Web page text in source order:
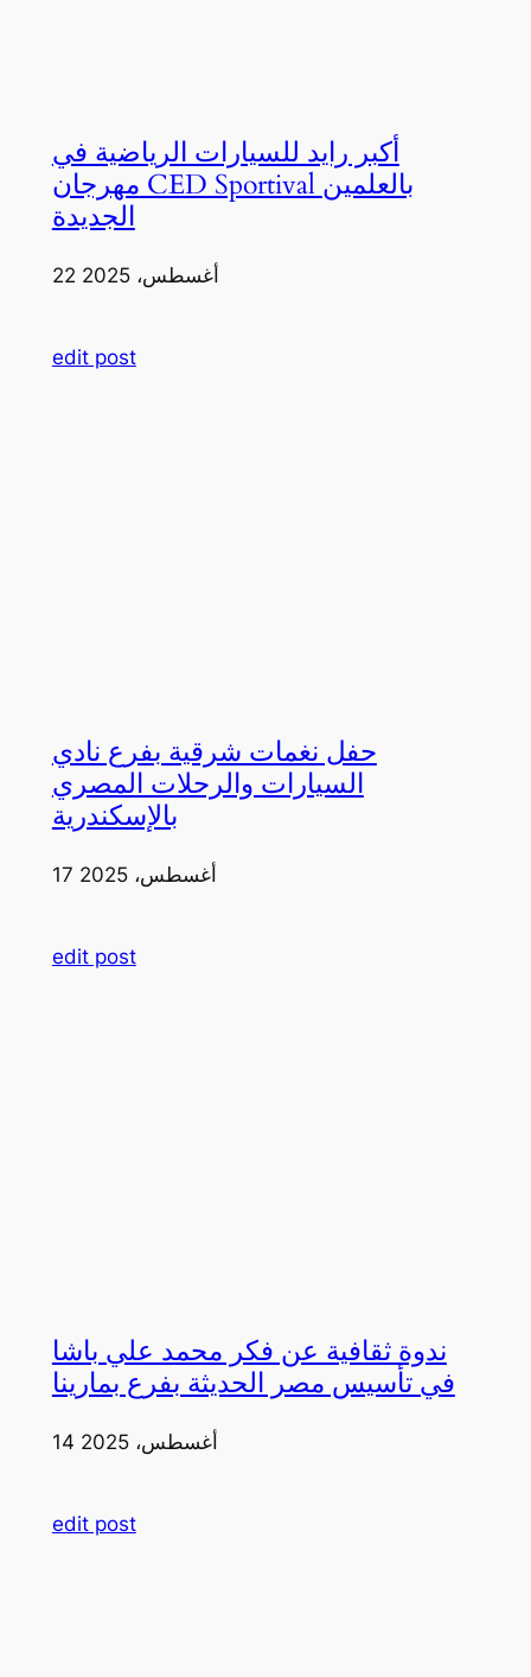
أكبر رايد للسيارات الرياضية في
مهرجان CED Sportival بالعلمين
الجديدة
22 أغسطس، 2025
edit post
حفل نغمات شرقية بفرع نادي
السيارات والرحلات المصري
بالإسكندرية
17 أغسطس، 2025
edit post
ندوة ثقافية عن فكر محمد علي باشا
في تأسيس مصر الحديثة بفرع بمارينا
14 أغسطس، 2025
edit post